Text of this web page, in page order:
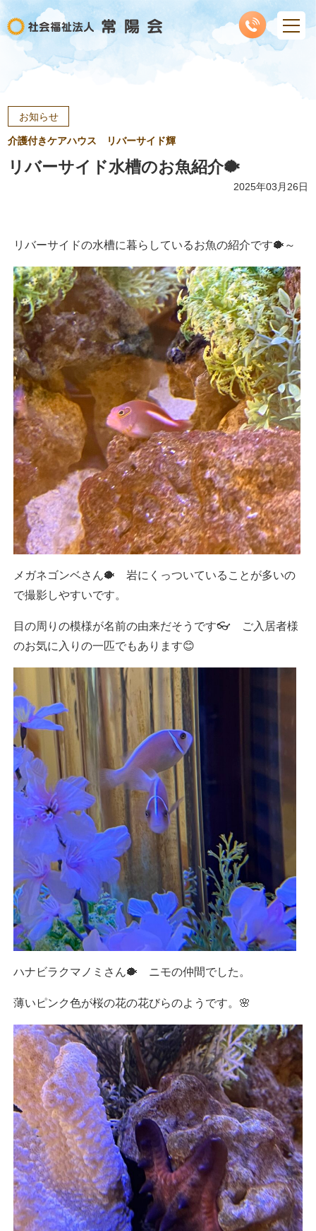
お知らせ
介護付きケアハウス リバーサイド輝
リバーサイド水槽のお魚紹介🐡
2025年03月26日
リバーサイドの水槽に暮らしているお魚の紹介です🐡～
メガネゴンベさん🐡 岩にくっついていることが多いの
で撮影しやすいです。
目の周りの模様が名前の由来だそうです👓 ご入居者様
のお気に入りの一匹でもあります😊
ハナビラクマノミさん🐡 ニモの仲間でした。
薄いピンク色が桜の花の花びらのようです。🌸